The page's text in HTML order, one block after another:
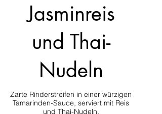
Jasminreis
und Thai-
Nudeln
Zarte Rinderstreifen in einer würzigen
Tamarinden-Sauce, serviert mit Reis
und Thai-Nudeln.